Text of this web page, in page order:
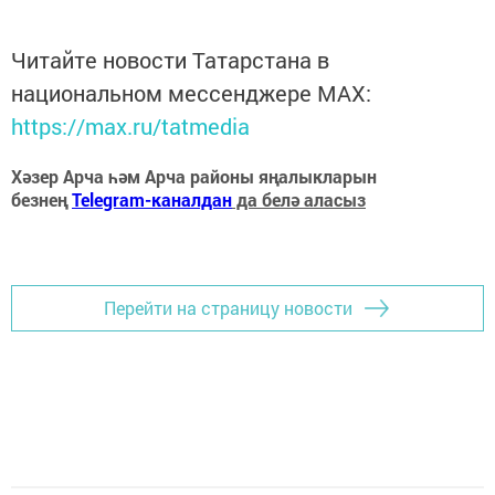
Читайте новости Татарстана в
национальном мессенджере MАХ:
https://max.ru/tatmedia
Хәзер Арча һәм Арча районы яңалыкларын
безнеңTelegram-каналданда белә аласыз
Перейти на страницу новости